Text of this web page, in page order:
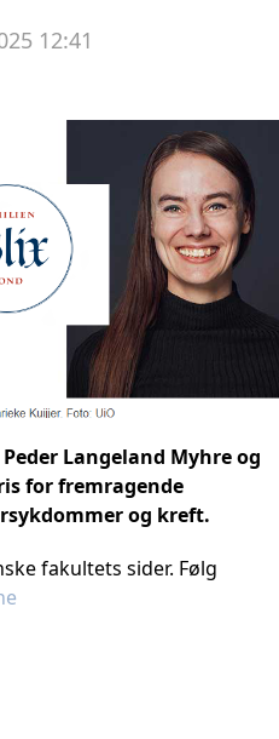
12:41
Langeland Myhre og
for fremragende
og kreft.
fakultets sider. Følg